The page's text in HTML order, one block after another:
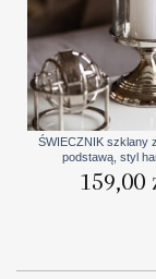
ŚWIECZNIK szklany
podstawą, styl
159,00